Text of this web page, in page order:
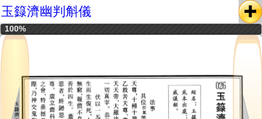
玉籙濟幽判斛儀
100%